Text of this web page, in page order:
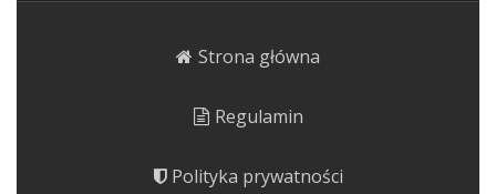
Strona główna
Regulamin
Polityka prywatności